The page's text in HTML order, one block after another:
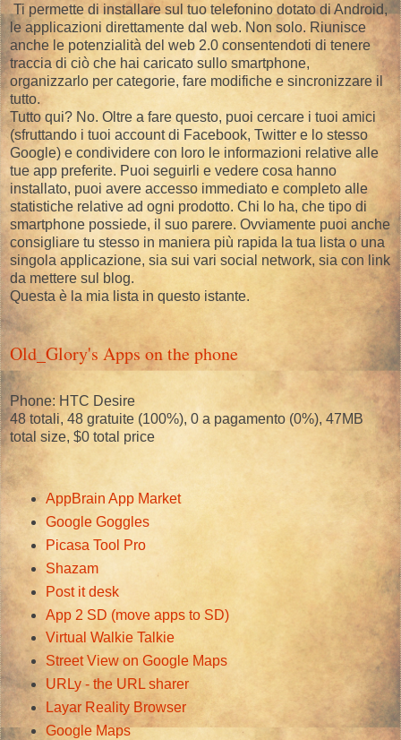
Ti permette di installare sul tuo telefonino dotato di Android,
le applicazioni direttamente dal web. Non solo. Riunisce
anche le potenzialità del web 2.0 consentendoti di tenere
traccia di ciò che hai caricato sullo smartphone,
organizzarlo per categorie, fare modifiche e sincronizzare il
tutto.
Tutto qui? No. Oltre a fare questo, puoi cercare i tuoi amici
(sfruttando i tuoi account di Facebook, Twitter e lo stesso
Google) e condividere con loro le informazioni relative alle
tue app preferite. Puoi seguirli e vedere cosa hanno
installato, puoi avere accesso immediato e completo alle
statistiche relative ad ogni prodotto. Chi lo ha, che tipo di
smartphone possiede, il suo parere. Ovviamente puoi anche
consigliare tu stesso in maniera più rapida la tua lista o una
singola applicazione, sia sui vari social network, sia con link
da mettere sul blog.
Questa è la mia lista in questo istante.
Old_Glory's Apps on the phone
Phone: HTC Desire
48 totali, 48 gratuite (100%), 0 a pagamento (0%), 47MB
total size, $0 total price
AppBrain App Market
Google Goggles
Picasa Tool Pro
Shazam
Post it desk
App 2 SD (move apps to SD)
Virtual Walkie Talkie
Street View on Google Maps
URLy - the URL sharer
Layar Reality Browser
Google Maps